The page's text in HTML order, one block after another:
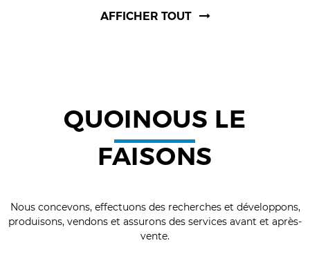
AFFICHER TOUT
QUOINOUS LE
FAISONS
Nous concevons, effectuons des recherches et développons,
produisons, vendons et assurons des services avant et après-
vente.